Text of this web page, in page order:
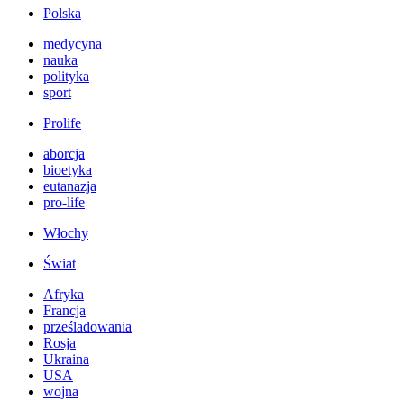
Polska
medycyna
nauka
polityka
sport
Prolife
aborcja
bioetyka
eutanazja
pro-life
Włochy
Świat
Afryka
Francja
prześladowania
Rosja
Ukraina
USA
wojna